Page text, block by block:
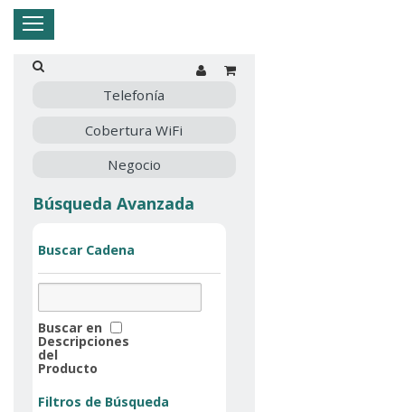
Hogar
Cerrar Menu
Telefonía
Cobertura WiFi
Negocio
Búsqueda Avanzada
Buscar Cadena
Buscar en
Descripciones
del
Producto
Filtros de Búsqueda